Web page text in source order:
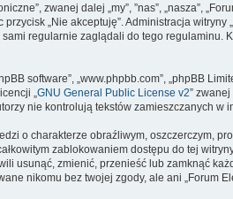
zwanej dalej „my”, ”nas”, „nasza”,
„Nie akceptuję”. Administracja
regularnie zaglądali do tego regulaminu.
software”, „www.phpbb.com”, „phpBB
„ GNU General Public License v2”
nie kontrolują tekstów zamieszczanych
o charakterze obraźliwym, oszczerczym,
zablokowaniem dostępu do tej
usunąć, zmienić, przenieść lub zamknąć
nikomu bez twojej zgody, ale ani „Forum